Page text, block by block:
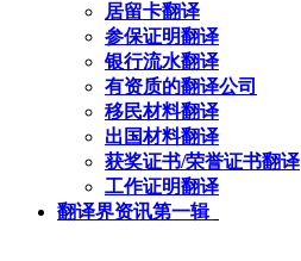
居留卡翻译
参保证明翻译
银行流水翻译
有资质的翻译公司
移民材料翻译
出国材料翻译
获奖证书/荣誉证书翻译
工作证明翻译
翻译界资讯第一辑